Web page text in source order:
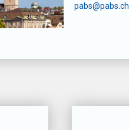
pabs@pabs.ch